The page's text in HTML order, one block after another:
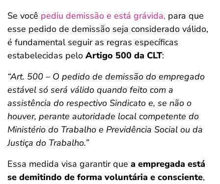
Se você pediu demissão e está grávida, para que
esse pedido de demissão seja considerado válido,
é fundamental seguir as regras específicas
estabelecidas pelo Artigo 500 da CLT:
“Art. 500 – O pedido de demissão do empregado
estável só será válido quando feito com a
assistência do respectivo Sindicato e, se não o
houver, perante autoridade local competente do
Ministério do Trabalho e Previdência Social ou da
Justiça do Trabalho.”
Essa medida visa garantir que a empregada está
se demitindo de forma voluntária e consciente,